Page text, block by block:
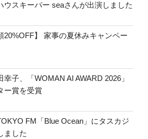
ウスキーパー seaさんが出演しました
20%OFF】 家事の夏休みキャンペー
子、「WOMAN AI AWARD 2026」
ー賞を受賞
FM「Blue Ocean」にタスカジ
ました